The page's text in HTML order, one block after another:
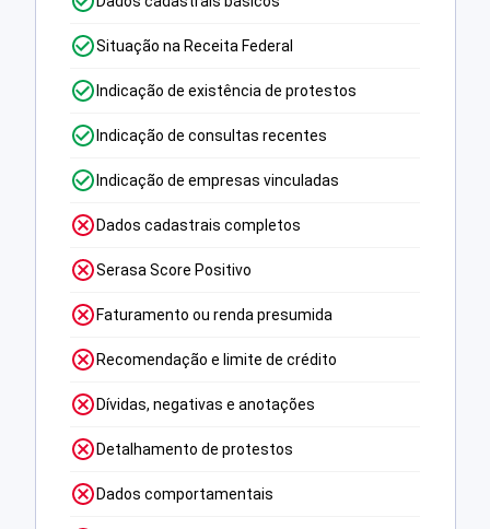
Situação na Receita Federal
Indicação de existência de protestos
Indicação de consultas recentes
Indicação de empresas vinculadas
Dados cadastrais completos
Serasa Score Positivo
Faturamento ou renda presumida
Recomendação e limite de crédito
Dívidas, negativas e anotações
Detalhamento de protestos
Dados comportamentais